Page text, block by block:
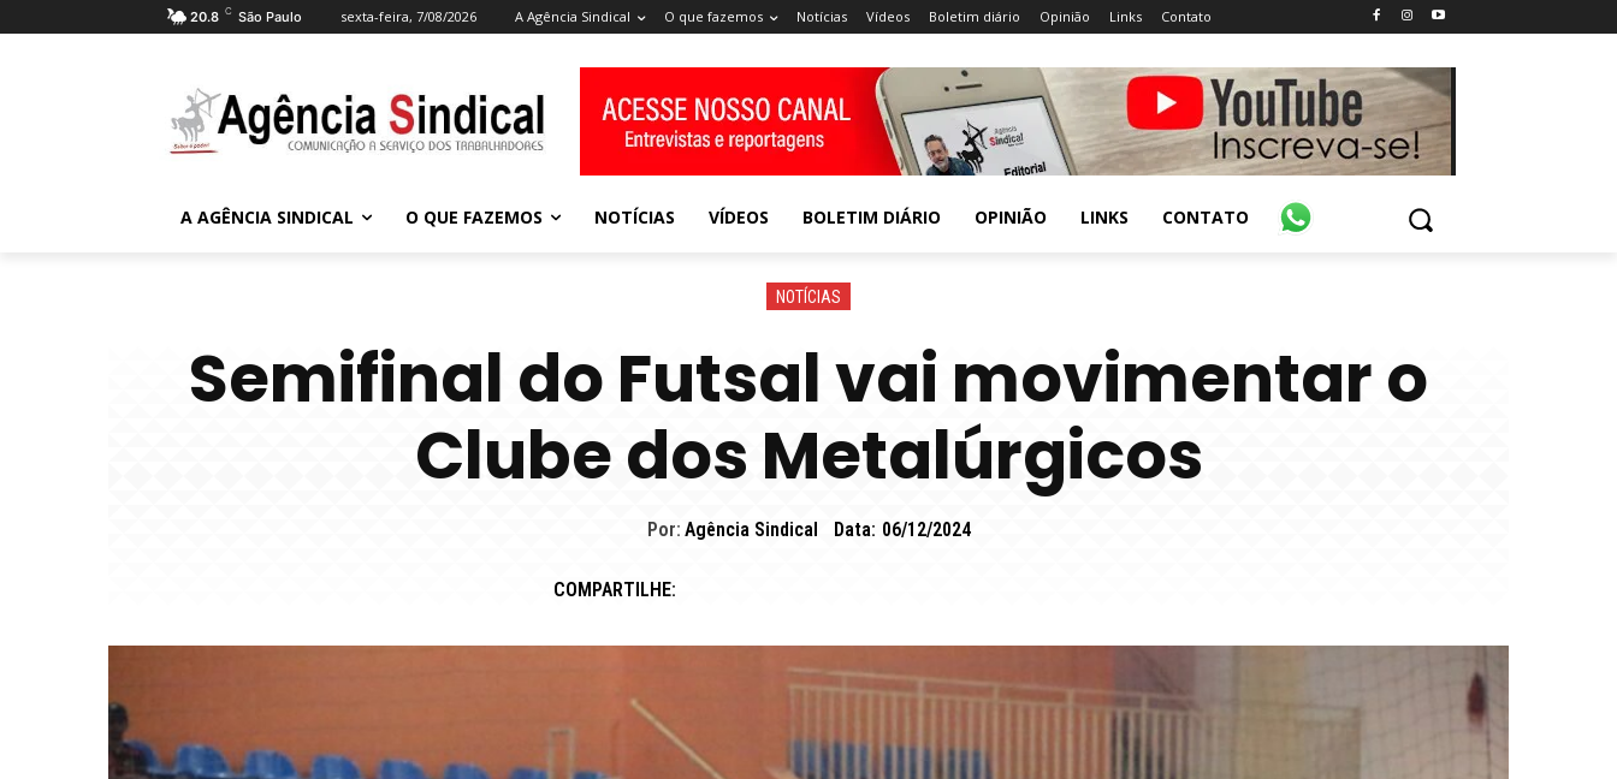
20.8 C São Paulo sexta-feira, 7/08/2026 A Agência Sindical O que fazemos Notícias Vídeos Boletim diário Opinião Links Contato
A AGÊNCIA SINDICAL O QUE FAZEMOS NOTÍCIAS VÍDEOS BOLETIM DIÁRIO OPINIÃO LINKS CONTATO
NOTÍCIAS
Semifinal do Futsal vai movimentar o
Clube dos Metalúrgicos
Por: Agência Sindical Data: 06/12/2024
COMPARTILHE: